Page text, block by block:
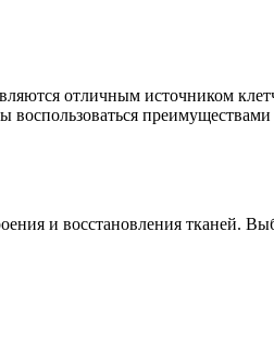
отличным источником
воспользоваться
и восстановления тканей.